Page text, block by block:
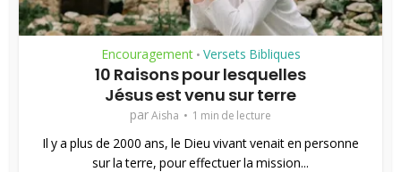
Encouragement • Versets Bibliques
10 Raisons pour lesquelles
Jésus est venu sur terre
parAisha 1 min de lecture
Il y a plus de 2000 ans, le Dieu vivant venait en personne
sur la terre, pour effectuer la mission...